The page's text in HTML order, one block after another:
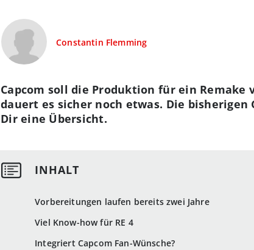
Constantin Flemming
Vorbereitungen laufen bereits zwei Jahre
Viel Know-how für RE 4
Integriert Capcom Fan-Wünsche?
Capcom soll die Produktion für ein Remake
dauert es sicher noch etwas. Die
Dir eine Übersicht.